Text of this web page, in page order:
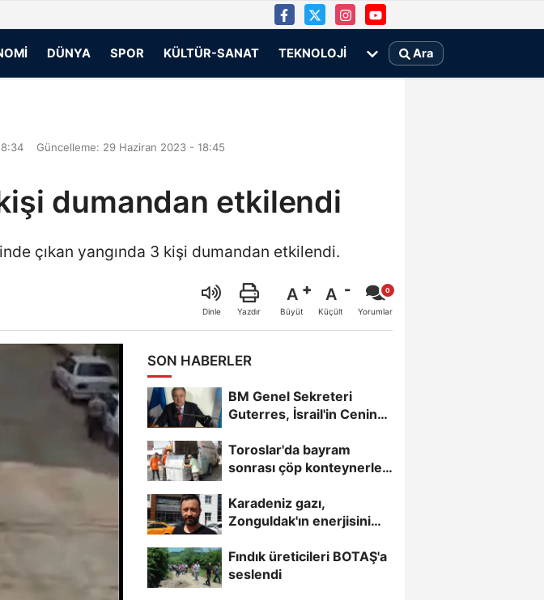
DÜNYA SPOR KÜLTÜR-SANAT TEKNOLOJI Ara
Güncelleme: 29 Haziran 2023 - 18:45
dumandan etkilendi
çıkan yangında 3 kişi dumandan etkilendi.
Dinle Yazdır
A
Büyüt
A
Küçült Yorumlar
SON HABERLER
BM Genel Sekreteri
Guterres, İsrail'in Cenin
Toroslar'da bayram
sonrası çöp konteynerleri
Karadeniz gazı,
Zonguldak'ın enerjisini
Fındık üreticileri BOTAŞ'a
seslendi